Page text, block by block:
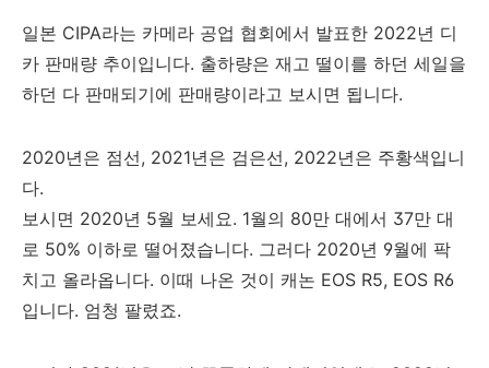
일본 CIPA라는 카메라 공업 협회에서 발표한 2022년 디
카 판매량 추이입니다. 출하량은 재고 떨이를 하던 세일을
하던 다 판매되기에 판매량이라고 보시면 됩니다.
2020년은 점선, 2021년은 검은선, 2022년은 주황색입니
다.
보시면 2020년 5월 보세요. 1월의 80만 대에서 37만 대
로 50% 이하로 떨어졌습니다. 그러다 2020년 9월에 팍
치고 올라옵니다. 이때 나온 것이 캐논 EOS R5, EOS R6
입니다. 엄청 팔렸죠.